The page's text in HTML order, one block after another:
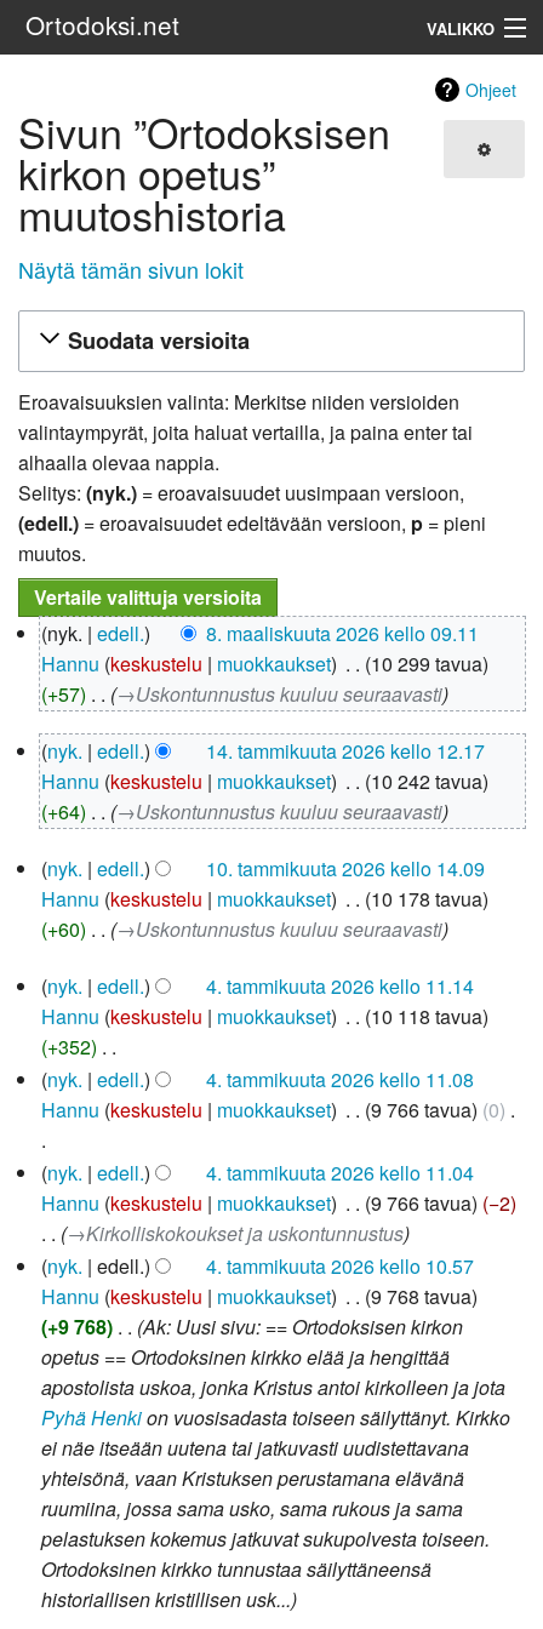
Ortodoksi.net VALIKKO
Haku
Ohjeet
Sivun ”Ortodoksisen
kirkon opetus”
muutoshistoria
Näytä tämän sivun lokit
Suodata versioita
Eroavaisuuksien valinta: Merkitse niiden versioiden
valintaympyrät, joita haluat vertailla, ja paina enter tai
alhaalla olevaa nappia.
Selitys: (nyk.) = eroavaisuudet uusimpaan versioon,
(edell.) = eroavaisuudet edeltävään versioon, p = pieni
muutos.
8.
maaliskuuta
2026
nyk. edell.
8. maaliskuuta 2026 kello 09.11
Hannu keskustelu muokkaukset
10 299 tavua
+57
→‎Uskontunnustus kuuluu seuraavasti
14.
tammikuuta
2026
nyk. edell.
14. tammikuuta 2026 kello 12.17
Hannu keskustelu muokkaukset
10 242 tavua
+64
→‎Uskontunnustus kuuluu seuraavasti
10.
tammikuuta
2026
nyk. edell.
10. tammikuuta 2026 kello 14.09
Hannu keskustelu muokkaukset
10 178 tavua
+60
→‎Uskontunnustus kuuluu seuraavasti
4.
tammikuuta
2026
nyk. edell.
4. tammikuuta 2026 kello 11.14
Hannu keskustelu muokkaukset
10 118 tavua
+352
E
i
u
o
k
a
u
s
y
h
t
e
e
n
v
e
nyk. edell.
4. tammikuuta 2026 kello 11.08
Hannu keskustelu muokkaukset 9 766 tavua 0
E
i
u
o
k
k
a
u
s
y
h
t
e
e
nyk. edell.
4. tammikuuta 2026 kello 11.04
Hannu keskustelu muokkaukset 9 766 tavua
−2
→‎Kirkolliskokoukset ja uskontunnustus
nyk. edell.
4. tammikuuta 2026 kello 10.57
Hannu keskustelu muokkaukset
9 768 tavua
+9 768 ‎
Ak: Uusi sivu: == Ortodoksisen kirkon
opetus == Ortodoksinen kirkko elää ja hengittää
apostolista uskoa, jonka Kristus antoi kirkolleen ja jota
Pyhä Henkion vuosisadasta toiseen säilyttänyt. Kirkko
ei näe itseään uutena tai jatkuvasti uudistettavana
yhteisönä, vaan Kristuksen perustamana elävänä
ruumiina, jossa sama usko, sama rukous ja sama
pelastuksen kokemus jatkuvat sukupolvesta toiseen.
Ortodoksinen kirkko tunnustaa säilyttäneensä
historiallisen kristillisen usk...